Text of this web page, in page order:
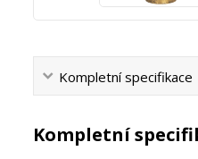
Kompletní specifikace
Kompletní